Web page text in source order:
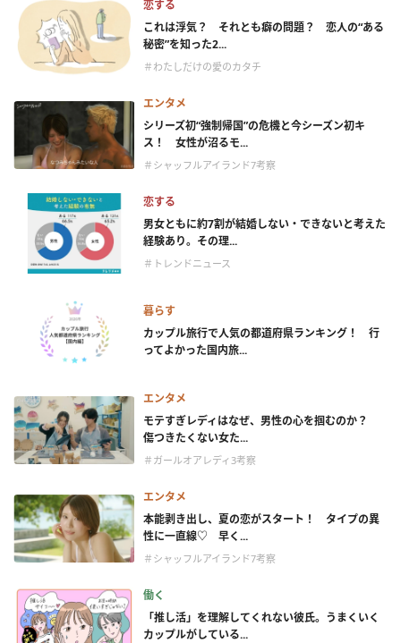
恋する
これは浮気？ それとも癖の問題？ 恋人の“ある
秘密”を知った2...
＃わたしだけの愛のカタチ
エンタメ
シリーズ初“強制帰国”の危機と今シーズン初キ
ス！ 女性が沼るモ...
＃シャッフルアイランド7考察
恋する
男女ともに約7割が結婚しない・できないと考えた
経験あり。その理...
＃トレンドニュース
暮らす
カップル旅行で人気の都道府県ランキング！ 行
ってよかった国内旅...
エンタメ
モテすぎレディはなぜ、男性の心を掴むのか？
傷つきたくない女た...
＃ガールオアレディ3考察
エンタメ
本能剥き出し、夏の恋がスタート！ タイプの異
性に一直線♡ 早く...
＃シャッフルアイランド7考察
働く
「推し活」を理解してくれない彼氏。うまくいく
カップルがしている...